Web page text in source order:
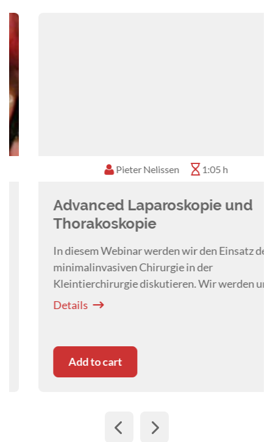
Pieter Nelissen 1:05 h
Advanced Laparoskopie und
Thorakoskopie
In diesem Webinar werden wir den Einsatz der
minimalinvasiven Chirurgie in der
Kleintierchirurgie diskutieren. Wir werden uns
mit fortgeschrittenen chirurgischen
Details
Add to cart